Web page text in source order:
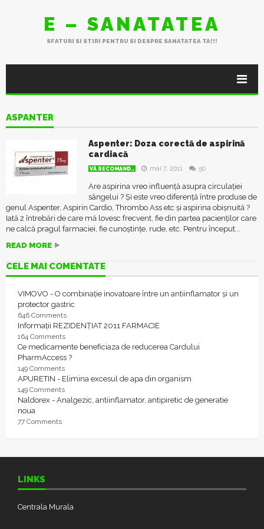
E – SANATATEA
SFATURI SI STIRI PENTRU SI DESPRE SANATATEA TA!!!
ASPANTER
Aspenter: Doza corectă de aspirină
cardiacă
VĂ RECOMAND.. mai 7, 2011 50
Are aspirina vreo influență asupra circulației
sângelui ? Și este vreo diferență între produse de
genul Aspenter, Aspirin Cardio, Thrombo Ass etc și aspirina obișnuită ?
Iată 2 întrebări de care mă lovesc frecvent, fie din partea pacienților care
ne calcă pragul farmaciei, fie cunoștințe, rude, etc. Pentru început...
READ MORE
CELE MAI COMENTATE
VIMOVO - O combinație inovatoare între un antiinflamator și un
protector gastric
646 Comments
Informații REZIDENȚIAT 2011 FARMACIE
164 Comments
Ce medicamente beneficiaza de reducerea Cardului
PharmAccess ?
149 Comments
APURETIN - Elimina excesul de apa din organism
149 Comments
Naldorex - Analgezic, antiinflamator, antipiretic de generatie
noua
77 Comments
LINKS
Centrala Murala